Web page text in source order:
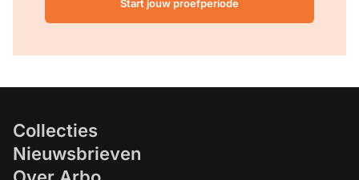
Start jouw proefperiode
Collecties
Nieuwsbrieven